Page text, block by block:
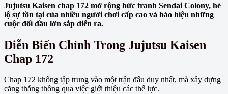
Jujutsu Kaisen chap 172 mở rộng bức tranh Sendai Colony, hé
lộ sự tồn tại của nhiều người chơi cấp cao và báo hiệu những
cuộc đối đầu lớn sắp diễn ra.
Diễn Biến Chính Trong Jujutsu Kaisen
Chap 172
Chap 172 không tập trung vào một trận đấu duy nhất, mà xây dựng
căng thẳng thông qua việc giới thiệu các thế lực.